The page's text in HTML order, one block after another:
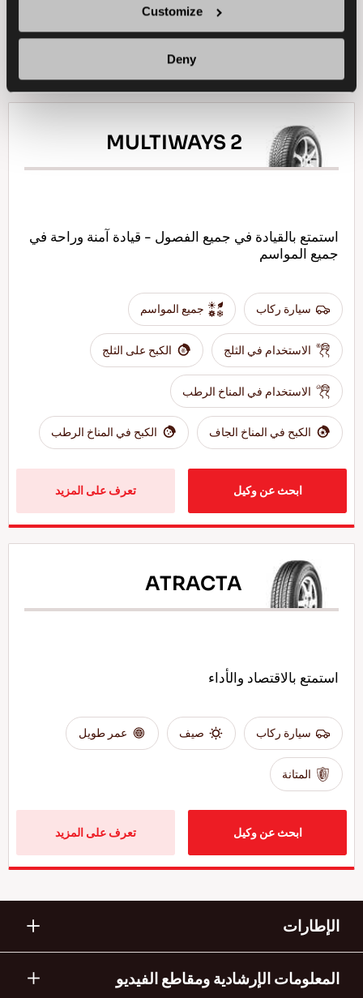
Customize
Deny
MULTIWAYS 2
استمتع بالقيادة في جميع الفصول - قيادة آمنة وراحة في
جميع المواسم
سيارة ركاب جميع المواسم
الاستخدام في الثلج الكبح على الثلج
الاستخدام في المناخ الرطب
الكبح في المناخ الجاف الكبح في المناخ الرطب
ابحث عن وكيل تعرف على المزيد
ATRACTA
استمتع بالاقتصاد والأداء
سيارة ركاب صيف عمر طويل
المتانة
ابحث عن وكيل تعرف على المزيد
الإطارات
المعلومات الإرشادية ومقاطع الفيديو